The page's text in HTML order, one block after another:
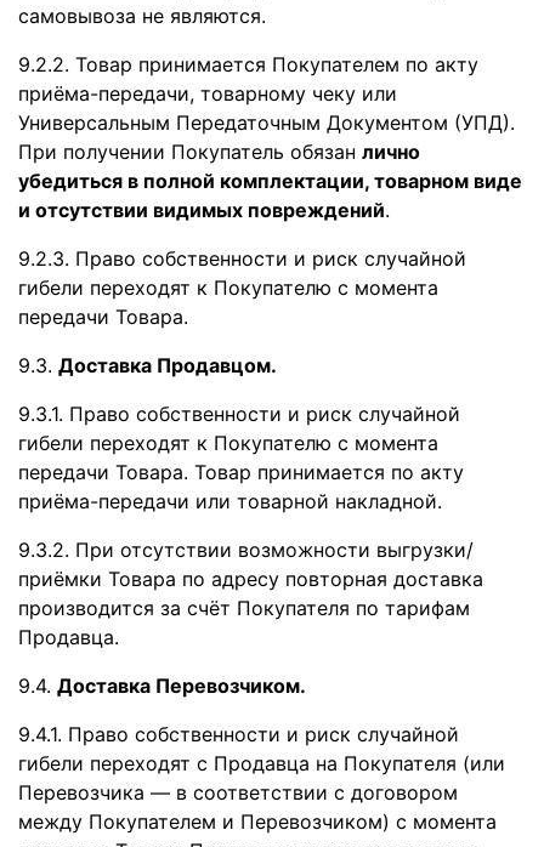
самовывоза не являются.
9.2.2. Товар принимается Покупателем по акту
приёма-передачи, товарному чеку или
Универсальным Передаточным Документом (УПД).
При получении Покупатель обязан лично
убедиться в полной комплектации, товарном виде
и отсутствии видимых повреждений.
9.2.3. Право собственности и риск случайной
гибели переходят к Покупателю с момента
передачи Товара.
9.3. Доставка Продавцом.
9.3.1. Право собственности и риск случайной
гибели переходят к Покупателю с момента
передачи Товара. Товар принимается по акту
приёма-передачи или товарной накладной.
9.3.2. При отсутствии возможности выгрузки/
приёмки Товара по адресу повторная доставка
производится за счёт Покупателя по тарифам
Продавца.
9.4. Доставка Перевозчиком.
9.4.1. Право собственности и риск случайной
гибели переходят с Продавца на Покупателя (или
Перевозчика — в соответствии с договором
между Покупателем и Перевозчиком) с момента